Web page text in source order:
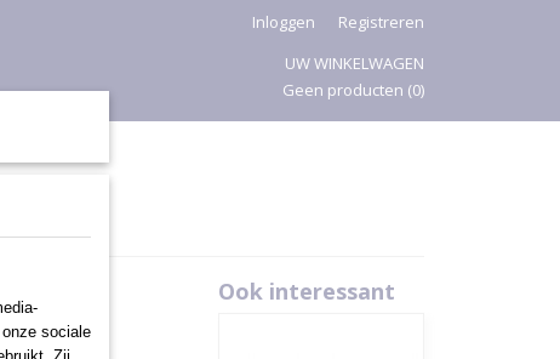
Inloggen
Registreren
UW WINKELWAGEN
Geen producten (0)
Ook interessant
sociale